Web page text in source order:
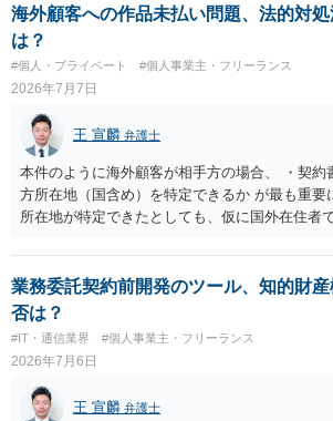
工場見学等のアクティビティは、旅行商品では
償の交流・学習機会として整理すること。 ・宿
等の契約主体および支払は常にクライアント本
させ、日本語講師は予約手続や支払の代理・媒
ないこと。 ・利用規約・免責条項では、①講師
送・宿泊等のサービス提供者とは独立した立場
の移動・アクティビティ参加は自己の判断と責
の故意・重大な過失を除く範囲で事故等につい
とを明示すること。 この辺りは意識して書類等
しいかと思います。 公開の場で個別具体的な内
にも限界がありますので、資料などを持参の上
ことをお勧めします。
海外顧客への作品未払い問題、法的対
は？
#個人・プライベート #個人事業主・フリーランス
2026年7月7日
王 宣麟 弁護士
本件のように海外顧客が相手方の場合、 ・契約
方所在地（国含め）を特定できるか が最も重要
所在地が特定できたとしても、仮に国外在住者
なければなりませんが、海外弁護士は一般的に
タイムチャージが高く、費用倒れになる可能性
で詳細なご相談を聞くには限界がありますので
いただいた方がよいかと存じます。
業務委託契約前開発のツール、知的財
否は？
#IT・通信業界 #個人事業主・フリーランス
2026年7月6日
王 宣麟 弁護士